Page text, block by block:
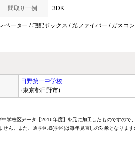
間取り一例 3DK
ベーター / 宅配ボックス / 光ファイバー / ガスコ
日野第一中学校
(東京都日野市)
学校区データ【2016年度】を元に加工したものですので
ん。また、通学区域(学区)は毎年見直しの対象となります